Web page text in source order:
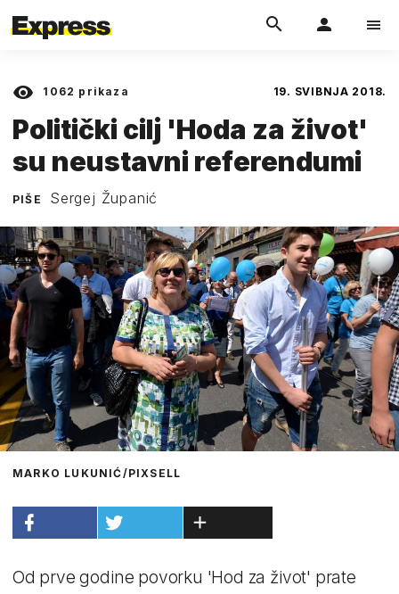
1062 prikaza 19. SVIBNJA 2018.
Politički cilj 'Hoda za život'
su neustavni referendumi
PIŠE Sergej Županić
MARKO LUKUNIĆ/PIXSELL
Od prve godine povorku 'Hod za život' prate